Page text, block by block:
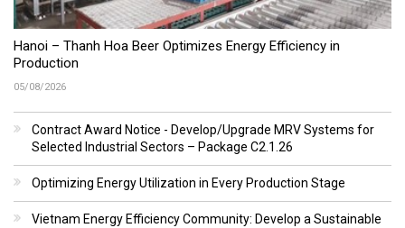
Hanoi – Thanh Hoa Beer Optimizes Energy Efficiency in
Production
05/08/2026
Contract Award Notice - Develop/Upgrade MRV Systems for
Selected Industrial Sectors – Package C2.1.26
Optimizing Energy Utilization in Every Production Stage
Vietnam Energy Efficiency Community: Develop a Sustainable